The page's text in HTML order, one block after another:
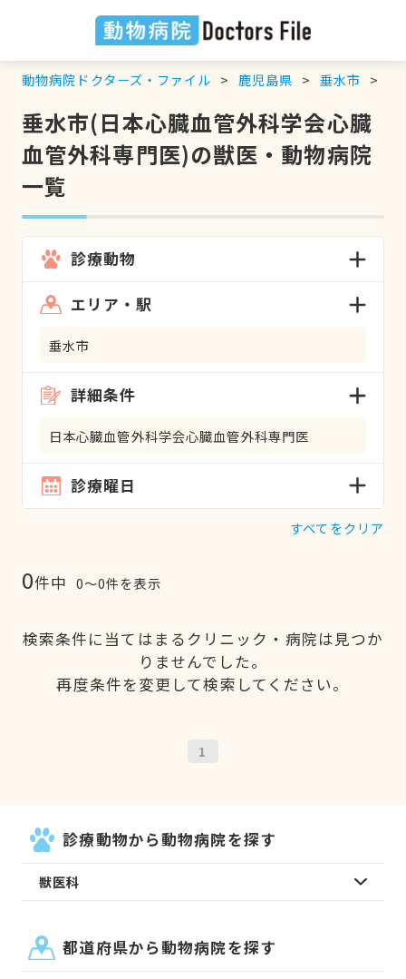
動物病院ドクターズ・ファイル 鹿児島県 垂水市
垂水市(日本心臓血管外科学会心臓
血管外科専門医)の獣医・動物病院
一覧
診療動物
エリア・駅
垂水市
詳細条件
日本心臓血管外科学会心臓血管外科専門医
診療曜日
すべてをクリア
0件中 0〜0件を表示
検索条件に当てはまるクリニック・病院は見つか
りませんでした。
再度条件を変更して検索してください。
1
診療動物から動物病院を探す
獣医科
都道府県から動物病院を探す